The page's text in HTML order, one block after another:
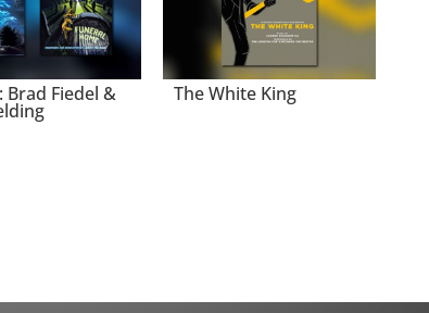
Brad Fiedel & The White King